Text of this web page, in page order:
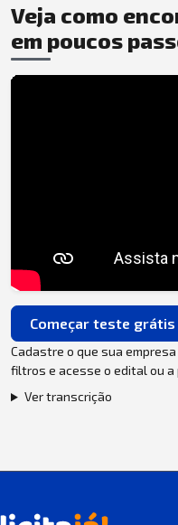
Veja como
em poucos
Começar teste grátis
Cadastre o que sua
filtros e acesse o edital ou a
Ver transcrição